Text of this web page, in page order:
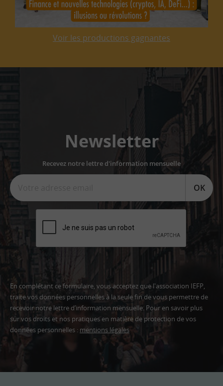
Voir les productions gagnantes
Newsletter
Recevez notre lettre d'information mensuelle
OK
En complétant ce formulaire, vous acceptez que l'association IEFP,
traite vos données personnelles à la seule fin de vous permettre de
recevoir notre lettre d’information mensuelle. Pour en savoir plus
sur vos droits et nos pratiques en matière de protection de vos
données personnelles : mentions légales